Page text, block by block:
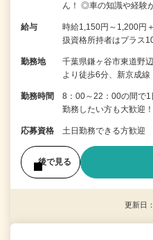
ん！ ◎車の知識や経験
給与
時給1,150円～1,200
扱資格所持者はプラス
勤務地
千葉県鎌ヶ谷市東道野
より徒歩6分、新京成線
勤務時間
8：00～22：00の間で
勤務したい方も大歓迎
応募資格 土日勤務できる方歓
後で見る
更新日